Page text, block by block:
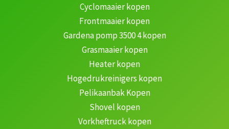
Cyclomaaier kopen
Frontmaaier kopen
Gardena pomp 3500 4 kopen
Grasmaaier kopen
Heater kopen
Hogedrukreinigers kopen
Pelikaanbak Kopen
Shovel kopen
Vorkheftruck kopen